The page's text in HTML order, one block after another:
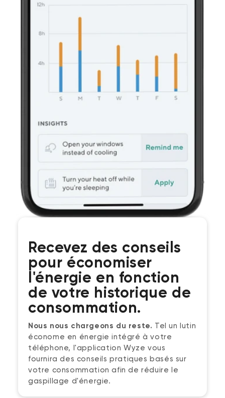
Recevez des conseils
pour économiser
l'énergie en fonction
de votre historique de
consommation.
Nous nous chargeons du reste. Tel un lutin
économe en énergie intégré à votre
téléphone, l'application Wyze vous
fournira des conseils pratiques basés sur
votre consommation afin de réduire le
gaspillage d'énergie.